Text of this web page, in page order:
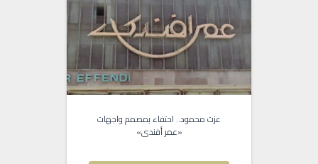
عزت محمود.. احتفاء بمصمم واجهات
«عمر أفندى»